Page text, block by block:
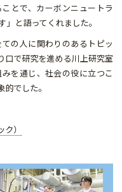
とで、カーボンニュートラ
と語ってくれました。
の人に関わりのあるトピッ
口で研究を進める川上研究室
を通じ、社会の役に立つこ
でした。
）